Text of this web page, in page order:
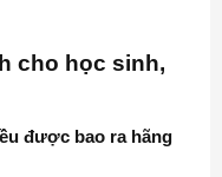
cho học sinh,
được bao ra hãng